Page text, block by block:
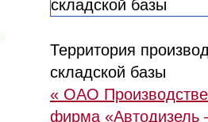
Территория
складской базы
« ОАО
фирма «Автодизель